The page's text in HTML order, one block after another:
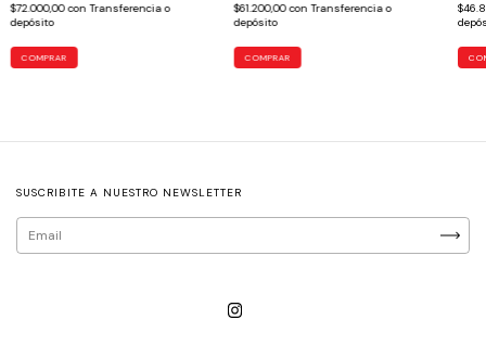
$72.000,00con Transferencia o
depósito
COMPRAR
$61.200,00con Transferencia o
depósito
COMPRAR
SUSCRIBITE A NUESTRO NEWSLETTER